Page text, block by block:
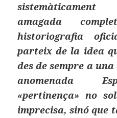
amagada
historiografia
parteix de la idea
des de sempre a
anomenada
«pertinença» no
imprecisa, sinó que